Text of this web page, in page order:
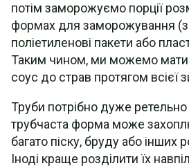
потім заморожуємо порції
формах для заморожування
поліетиленові пакети або
Таким чином, ми можемо мати
соус до страв протягом всієї
Труби потрібно дуже ретельно
трубчаста форма може
багато піску, бруду або інших
Іноді краще розділити їх